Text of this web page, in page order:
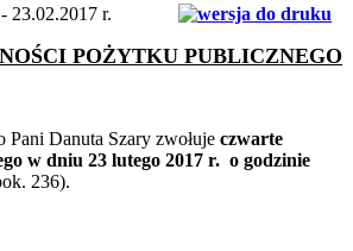
23.02.2017 r.
POŻYTKU PUBLICZNEGO
Danuta Szary zwołuje czwarte
w dniu 23 lutego 2017 r. o godzinie
236).